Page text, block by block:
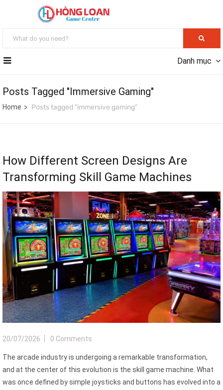
Danh mục
Posts Tagged "immersive Gaming"
Home Posts tagged "immersive gaming"
How Different Screen Designs Are
Transforming Skill Game Machines
20/07/2026 0 Comments
The arcade industry is undergoing a remarkable transformation,
and at the center of this evolution is the skill game machine. What
was once defined by simple joysticks and buttons has evolved into a